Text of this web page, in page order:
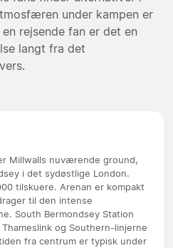
under kampen er
rejsende fan er det en
langt fra det
Millwalls nuværende ground,
i det sydøstlige London.
tilskuere. Arenan er kompakt
til den intense
South Bermondsey Station
og Southern-linjerne
fra centrum er typisk under